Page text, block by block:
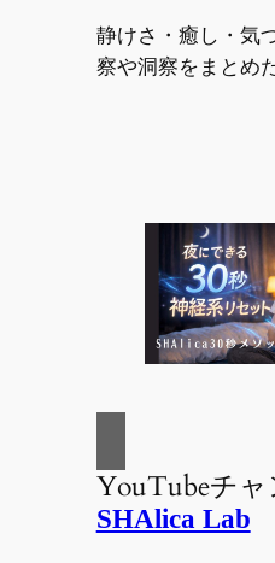
静けさ・癒し・気
察や洞察をまとめ
YouTubeチ
SHAlica Lab